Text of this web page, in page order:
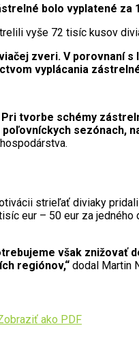
bolo vyplatené za
vyše 72 tisíc kusov
zveri. V porovnaní s
vyplácania
tvorbe schémy
sezónach,
strieľať diviaky
eur – 50 eur za
však
regiónov,“ dodal Martin
ako PDF